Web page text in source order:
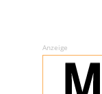
Anzeige